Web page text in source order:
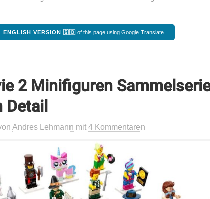
ENGLISH VERSION 🇬🇧 of this page using Google Translate
2 Minifiguren
Andres Lehmann mit 4 Kommentaren